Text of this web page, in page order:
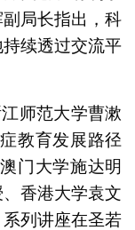
局长指出，科
续透过交流平
师范大学曹漱
教育发展路径
门大学施达明
香港大学袁文
列讲座在圣若